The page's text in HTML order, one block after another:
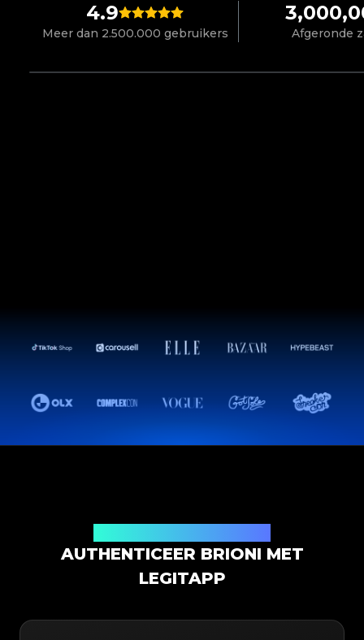
4.9
Meer dan 2.500.000 gebruikers Afgeronde
AUTHENTICEER BRIONI MET
LEGITAPP